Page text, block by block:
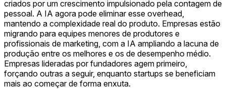
criados por um crescimento impulsionado pela contagem de
pessoal. A IA agora pode eliminar esse overhead,
mantendo a complexidade real do produto. Empresas estão
migrando para equipes menores de produtores e
profissionais de marketing, com a IA ampliando a lacuna de
produção entre os melhores e os de desempenho médio.
Empresas lideradas por fundadores agem primeiro,
forçando outras a seguir, enquanto startups se beneficiam
mais ao começar de forma enxuta.